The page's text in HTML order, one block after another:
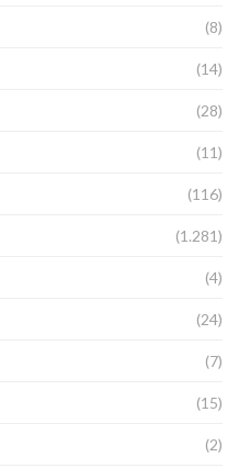
(8)
(14)
(28)
(11)
(116)
(1.281)
(4)
(24)
(7)
(15)
(2)